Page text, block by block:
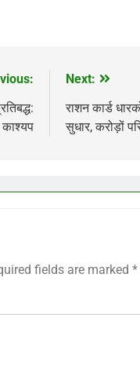
काश्यप
Next:
राशन कार्ड
सुधार, करोड़ों
fields are marked *